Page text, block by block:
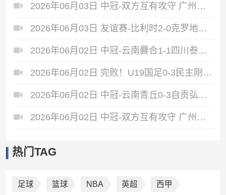
2026年06月03日 中冠-双方互有攻守 广州联增城澳体0-0泰州早茶黑马
2026年06月03日 友谊赛-比利时2-0克罗地亚 蒂莱曼斯推射破门卢卡库单刀建功
2026年06月02日 中冠-云南爨合1-1四川叁壹捌重龙 余杰迪头球绝平
2026年06月02日 完败！U19国足0-3民主刚果U23 依合散黄油手U19国足0射门0角球
2026年06月02日 中冠-云南青丘0-3自贡弘祥电碳 李卓阳、杜威薇破门
2026年06月02日 中冠-双方互有攻守 广州悦高0-0重庆长寿润麒
热门TAG
足球 篮球 NBA 英超 西甲